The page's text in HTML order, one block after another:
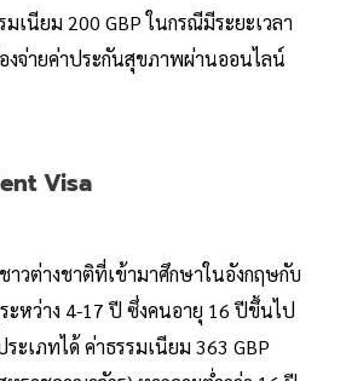
มเนียม 200 GBP ในกรณีมีระยะเวลา
งจ่ายค่าประกันสุขภาพผ่านออนไลน์
Visa
าวต่างชาติที่เข้ามาศึกษาในอังกฤษกับ
ะหว่าง 4-17 ปี ซึ่งคนอายุ 16 ปีขึ้นไป
ะเภทได้ ค่าธรรมเนียม 363 GBP